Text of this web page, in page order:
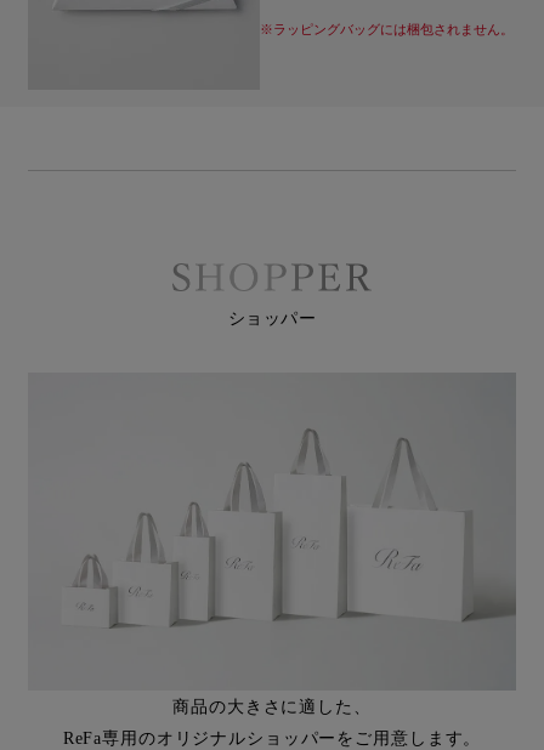
※ラッピングバッグには梱包されません。
ショッパー
商品の大きさに適した、
ReFa専用のオリジナルショッパーをご用意します。